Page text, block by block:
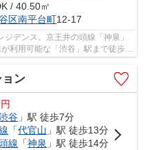
/ 40.50㎡
区南平台町12-17
デンス。京王井の頭線「神泉」
利用可能な「渋谷」駅まで徒歩
ン
円
谷 」駅 徒歩7分
「代官山 」駅 徒歩13分
線 「神泉 」駅 徒歩14分